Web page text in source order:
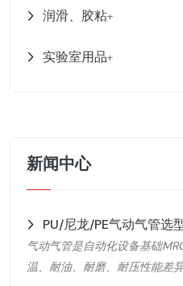
润滑、胶粘+
实验室用品+
新闻中心
PU/尼龙/PE气动气管选
气动气管是自动化设备基础
温、耐油、耐磨、耐压性能差